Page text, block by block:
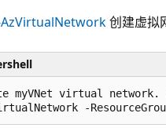
创建虚拟
myVNet virtual network.